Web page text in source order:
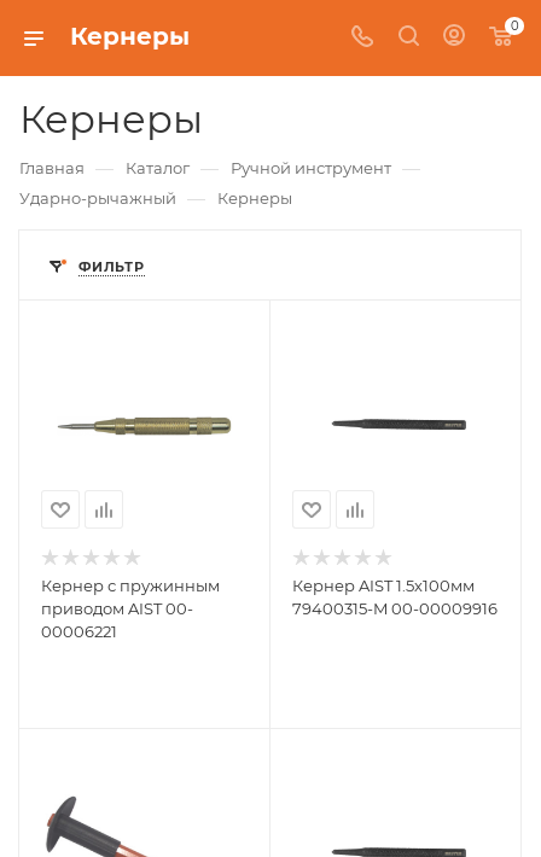
Кернеры 0
Кернеры
Главная — Каталог — Ручной инструмент —
Ударно-рычажный — Кернеры
ФИЛЬТР
Кернер с пружинным
приводом AIST 00-
00006221
Кернер AIST 1.5х100мм
79400315-M 00-00009916